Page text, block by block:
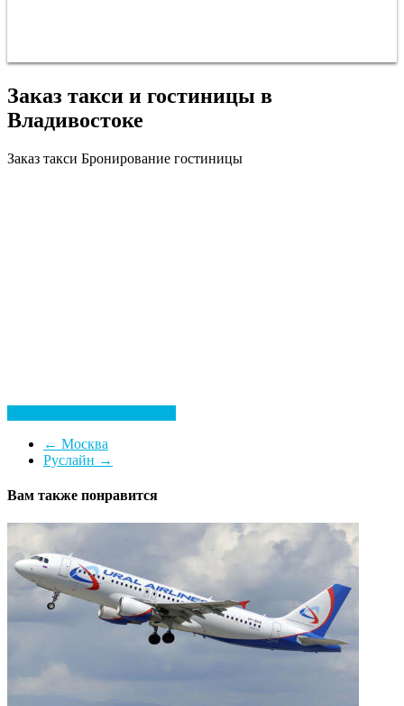
Заказ такси и гостиницы в
Владивостоке
Заказ такси Бронирование гостиницы
← Москва
Руслайн →
Вам также понравится